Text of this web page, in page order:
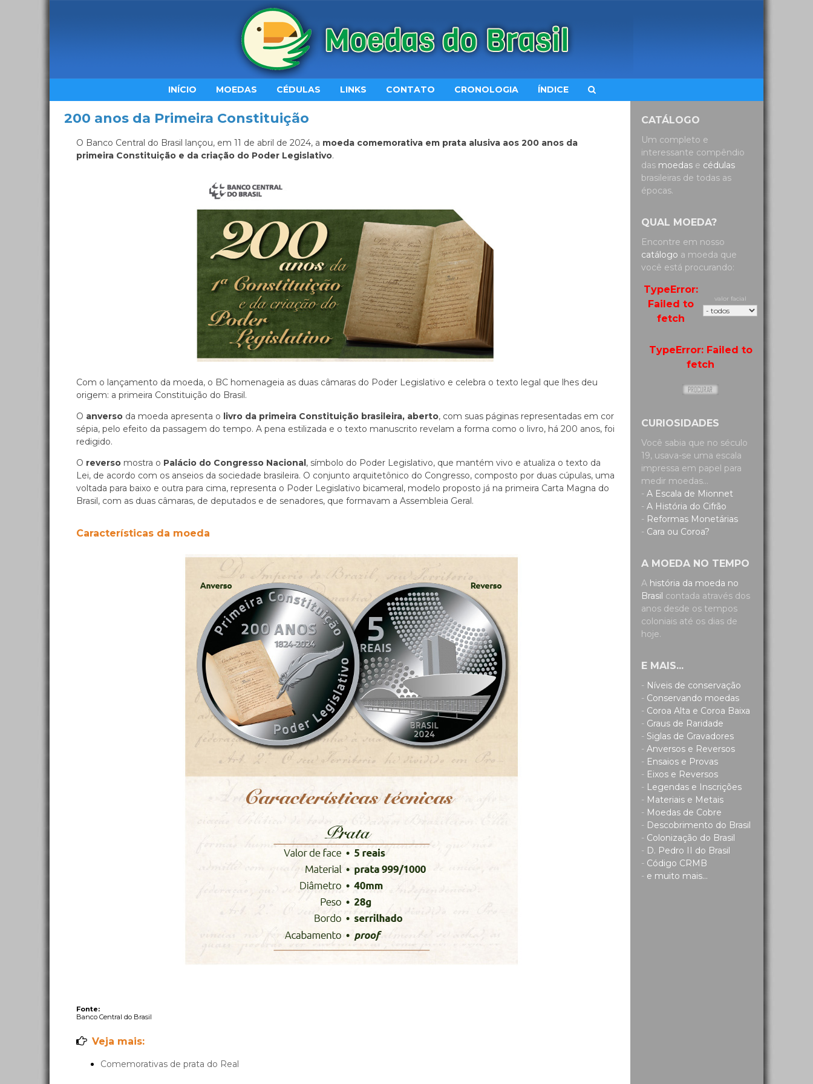
INÍCIO MOEDAS CÉDULAS LINKS CONTATO CRONOLOGIA ÍNDICE
CATÁLOGO
Um completo e
interessante compêndio
das moedas e cédulas
brasileiras de todas as
épocas.
QUAL MOEDA?
Encontre em nosso
catálogo a moeda que
você está procurando:
TypeError:
Failed to
fetch
valor facial
TypeError: Failed to
fetch
CURIOSIDADES
Você sabia que no século
19, usava-se uma escala
impressa em papel para
medir moedas...
- A Escala de Mionnet
- A História do Cifrão
- Reformas Monetárias
- Cara ou Coroa?
A MOEDA NO TEMPO
A história da moeda no
Brasil contada através dos
anos desde os tempos
coloniais até os dias de
hoje.
E MAIS...
- Níveis de conservação
- Conservando moedas
- Coroa Alta e Coroa Baixa
- Graus de Raridade
- Siglas de Gravadores
- Anversos e Reversos
- Ensaios e Provas
- Eixos e Reversos
- Legendas e Inscrições
- Materiais e Metais
- Moedas de Cobre
- Descobrimento do Brasil
- Colonização do Brasil
- D. Pedro II do Brasil
- Código CRMB
- e muito mais...
200 anos da Primeira Constituição
O Banco Central do Brasil lançou, em 11 de abril de 2024, a moeda comemorativa em prata alusiva aos 200 anos da
primeira Constituição e da criação do Poder Legislativo.
Com o lançamento da moeda, o BC homenageia as duas câmaras do Poder Legislativo e celebra o texto legal que lhes deu
origem: a primeira Constituição do Brasil.
O anverso da moeda apresenta o livro da primeira Constituição brasileira, aberto, com suas páginas representadas em cor
sépia, pelo efeito da passagem do tempo. A pena estilizada e o texto manuscrito revelam a forma como o livro, há 200 anos, foi
redigido.
O reverso mostra o Palácio do Congresso Nacional, símbolo do Poder Legislativo, que mantém vivo e atualiza o texto da
Lei, de acordo com os anseios da sociedade brasileira. O conjunto arquitetônico do Congresso, composto por duas cúpulas, uma
voltada para baixo e outra para cima, representa o Poder Legislativo bicameral, modelo proposto já na primeira Carta Magna do
Brasil, com as duas câmaras, de deputados e de senadores, que formavam a Assembleia Geral.
Características da moeda
Banco Central do Brasil
Comemorativas de prata do Real